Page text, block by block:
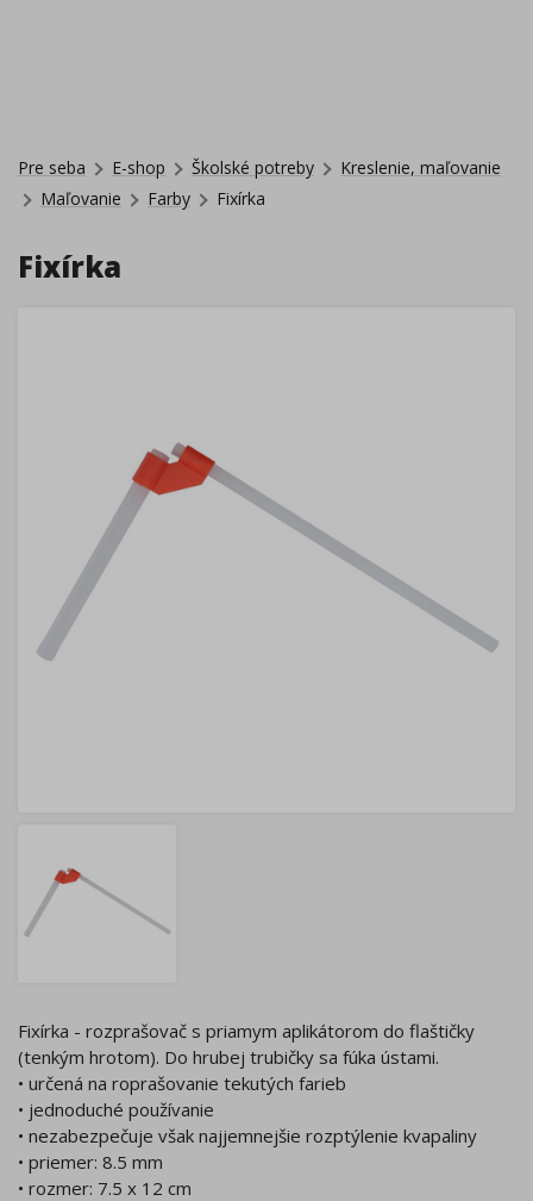
Pre seba E-shop Školské potreby
Kreslenie, maľovanie
Maľovanie
Farby Fixírka
Fixírka
Fixírka - rozprašovač s priamym aplikátorom do flaštičky
(tenkým hrotom). Do hrubej trubičky sa fúka ústami.
• určená na roprašovanie tekutých farieb
• jednoduché používanie
• nezabezpečuje však najjemnejšie rozptýlenie kvapaliny
• priemer: 8.5 mm
• rozmer: 7.5 x 12 cm